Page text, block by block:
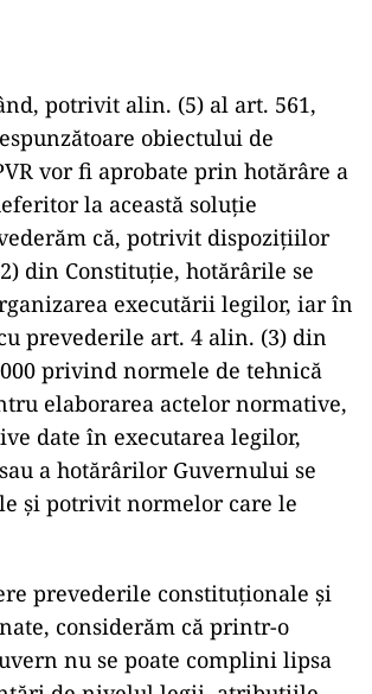
potrivit alin. (5) al art. 561,
obiectului de
vor fi aprobate prin hotărâre a
la această soluţie
că, potrivit dispoziţiilor
din Constituţie, hotărârile se
executării legilor, iar în
prevederile art. 4 alin. (3) din
privind normele de tehnică
elaborarea actelor normative,
date în executarea legilor,
a hotărârilor Guvernului se
şi potrivit normelor care le
prevederile constituţionale şi
considerăm că printr-o
nu se poate complini lipsa